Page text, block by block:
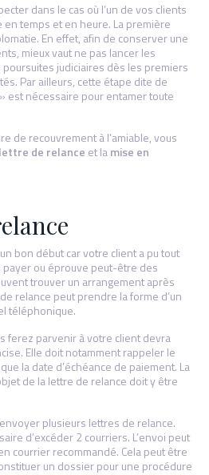
dans le cas où l’un de vos clients
en temps et en heure. La première
En effet, afin de conserver une
mieux vaut ne pas lancer les
judiciaires dès les premiers
Par ailleurs, cette étape dite de
est nécessaire pour entamer toute
de recouvrement à l’amiable, vous
lettre de relance et lamise en
bon début car votre client a pu tout
ou éprouve peut-être des
trouver un arrangement après
relance peut prendre la forme d’un
téléphonique.
ferez parvenir à votre client devra
Elle doit notamment rappeler le
la date d’échéance de paiement. La
de la lettre de relance doit y être
plusieurs lettres de relance.
d’excéder 2 courriers. L’envoi peut
courrier recommandé. Cela peut être
un dossier pour une procédure